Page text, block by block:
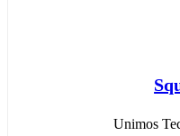
Unimos